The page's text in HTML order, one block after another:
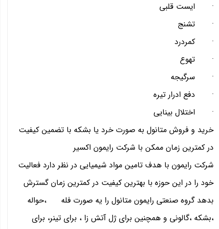
· ایست قلبی
· تشنج
· کمردرد
· تهوع
· سرگیجه
· دفع ادرار تیره
· اختلال بینایی
خرید و فروش متانول به صورت خرد یا بشکه با تضمین کیفیت
در کمترین زمان ممکن با شرکت رایمون اکسیر
شرکت رایمون با هدف تامین مواد شیمیایی در نظر دارد فعالیت
خود را در این حوزه با بهترین کیفیت در کمترین زمان گسترش
بدهد گروه صنعتی رایمون متانول را یه صورت فله ،حواله
،بشکه ،گالونی و همچنین برای ژل آتش زا ، برای تینر، برای